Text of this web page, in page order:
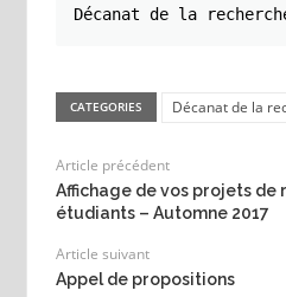
Décanat de la
CATEGORIES Décanat de la
Article précédent
Affichage de vos projets de
étudiants – Automne 2017
Article suivant
Appel de propositions